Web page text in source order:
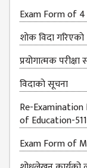
Exam Form of
शाेक विदा गरिएकाे
प्रयोगात्मक
विदाकाे सूचना
Re-
of Education-
Exam Form of